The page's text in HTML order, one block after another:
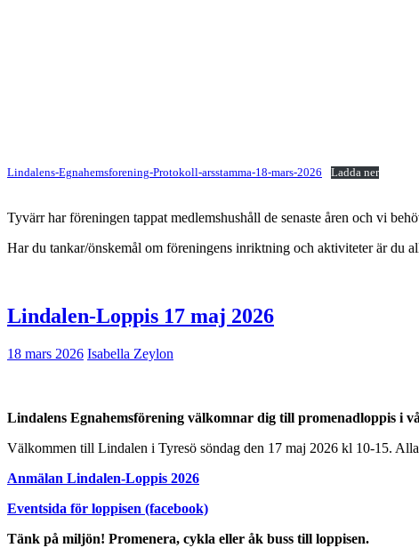
Lindalens-Egnahemsforening-Protokoll-arsstamma-18-mars-2026 Ladda ner
Tyvärr har föreningen tappat medlemshushåll de senaste åren och vi
Har du tankar/önskemål om föreningens inriktning och aktiviteter är du
Lindalen-Loppis 17 maj 2026
18 mars 2026 Isabella Zeylon
Lindalens Egnahemsförening välkomnar dig till promenadloppis i
Välkommen till Lindalen i Tyresö söndag den 17 maj 2026 kl 10-15.
Anmälan Lindalen-Loppis 2026
Eventsida för loppisen (facebook)
Tänk på miljön! Promenera, cykla eller åk buss till loppisen.